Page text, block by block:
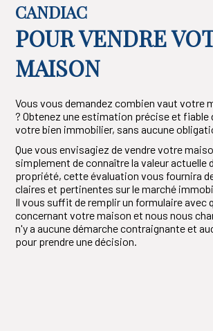
CANDIAC
POUR VENDRE
MAISON
Vous vous demandez combien vaut votre
? Obtenez une estimation précise et fiable
votre bien immobilier, sans aucune
Que vous envisagiez de vendre votre
simplement de connaître la valeur actuelle
propriété, cette évaluation vous fournira
claires et pertinentes sur le marché
Il vous suffit de remplir un formulaire avec
concernant votre maison et nous nous
n'y a aucune démarche contraignante et
pour prendre une décision.